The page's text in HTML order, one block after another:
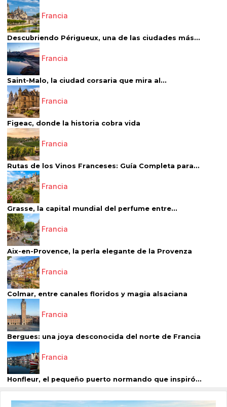
Francia
Descubriendo Périgueux, una de las ciudades más...
Francia
Saint-Malo, la ciudad corsaria que mira al...
Francia
Figeac, donde la historia cobra vida
Francia
Rutas de los Vinos Franceses: Guía Completa para...
Francia
Grasse, la capital mundial del perfume entre...
Francia
Aix-en-Provence, la perla elegante de la Provenza
Francia
Colmar, entre canales floridos y magia alsaciana
Francia
Bergues: una joya desconocida del norte de Francia
Francia
Honfleur, el pequeño puerto normando que inspiró...